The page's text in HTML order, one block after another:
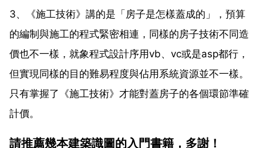
3、《施工技術》講的是「房子是怎樣蓋成的」，預算
的編制與施工的程式緊密相連，同樣的房子技術不同造
價也不一樣，就象程式設計序用vb、vc或是asp都行，
但實現同樣的目的難易程度與佔用系統資源並不一樣。
只有掌握了《施工技術》才能對蓋房子的各個環節準確
計價。
請推薦幾本建築識圖的入門書籍，多謝！